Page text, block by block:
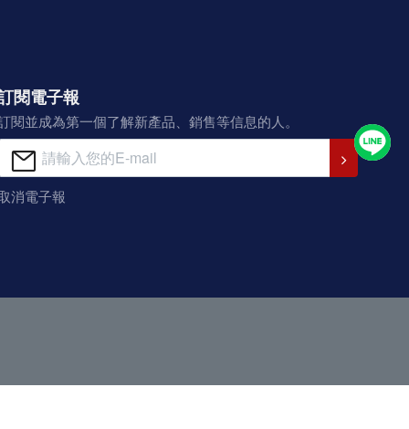
閱電子報
閱並成為第一個了解新產品、銷售等信息的人。
消電子報